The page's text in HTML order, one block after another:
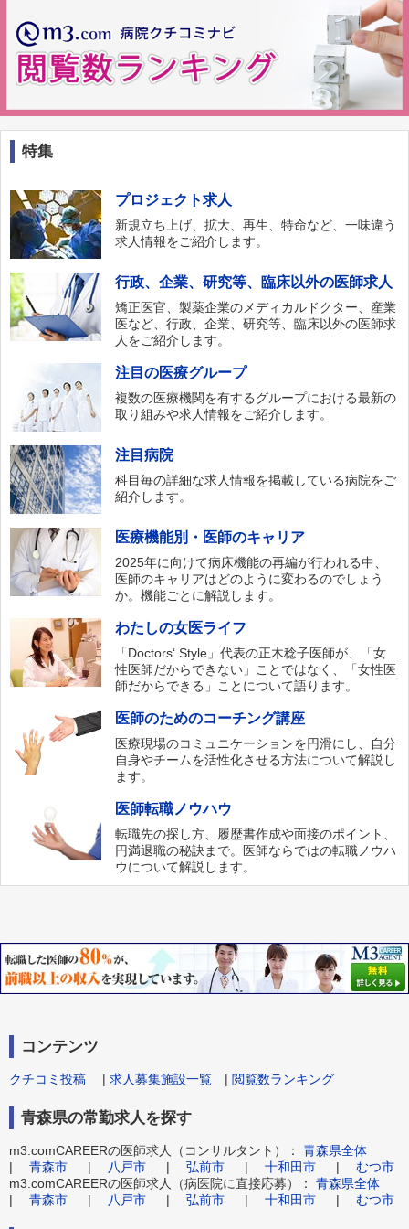
特集
プロジェクト求人
新規立ち上げ、拡大、再生、特命など、一味違う
求人情報をご紹介します。
行政、企業、研究等、臨床以外の医師求人
矯正医官、製薬企業のメディカルドクター、産業
医など、行政、企業、研究等、臨床以外の医師求
人をご紹介します。
注目の医療グループ
複数の医療機関を有するグループにおける最新の
取り組みや求人情報をご紹介します。
注目病院
科目毎の詳細な求人情報を掲載している病院をご
紹介します。
医療機能別・医師のキャリア
2025年に向けて病床機能の再編が行われる中、
医師のキャリアはどのように変わるのでしょう
か。機能ごとに解説します。
わたしの女医ライフ
「Doctors‘ Style」代表の正木稔子医師が、「女
性医師だからできない」ことではなく、「女性医
師だからできる」ことについて語ります。
医師のためのコーチング講座
医療現場のコミュニケーションを円滑にし、自分
自身やチームを活性化させる方法について解説し
ます。
医師転職ノウハウ
転職先の探し方、履歴書作成や面接のポイント、
円満退職の秘訣まで。医師ならではの転職ノウハ
ウについて解説します。
コンテンツ
クチコミ投稿 | 求人募集施設一覧 | 閲覧数ランキング
青森県の常勤求人を探す
m3.comCAREERの医師求人（コンサルタント）： 青森県全体
| 青森市 | 八戸市 | 弘前市 | 十和田市 | むつ市
m3.comCAREERの医師求人（病医院に直接応募）： 青森県全体
| 青森市 | 八戸市 | 弘前市 | 十和田市 | むつ市